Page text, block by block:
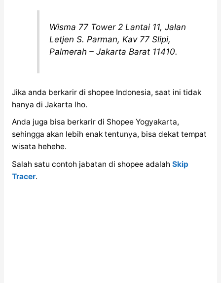
Wisma 77 Tower 2 Lantai 11, Jalan
Letjen S. Parman, Kav 77 Slipi,
Palmerah – Jakarta Barat 11410.
Jika anda berkarir di shopee Indonesia, saat ini tidak
hanya di Jakarta lho.
Anda juga bisa berkarir di Shopee Yogyakarta,
sehingga akan lebih enak tentunya, bisa dekat tempat
wisata hehehe.
Salah satu contoh jabatan di shopee adalah Skip
Tracer.